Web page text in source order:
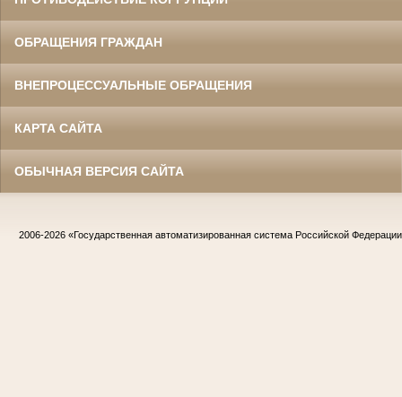
ОБРАЩЕНИЯ ГРАЖДАН
ВНЕПРОЦЕССУАЛЬНЫЕ ОБРАЩЕНИЯ
КАРТА САЙТА
ОБЫЧНАЯ ВЕРСИЯ САЙТА
2006-2026 «Государственная автоматизированная система Российской